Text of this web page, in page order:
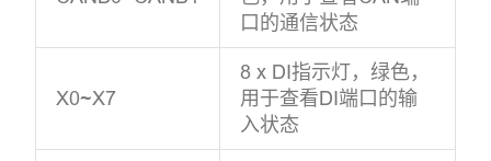
口的通信状态
X0~X7
8 x DI指示灯，绿色，
用于查看DI端口的输
入状态